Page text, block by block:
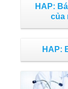
HAP:
của
HAP: